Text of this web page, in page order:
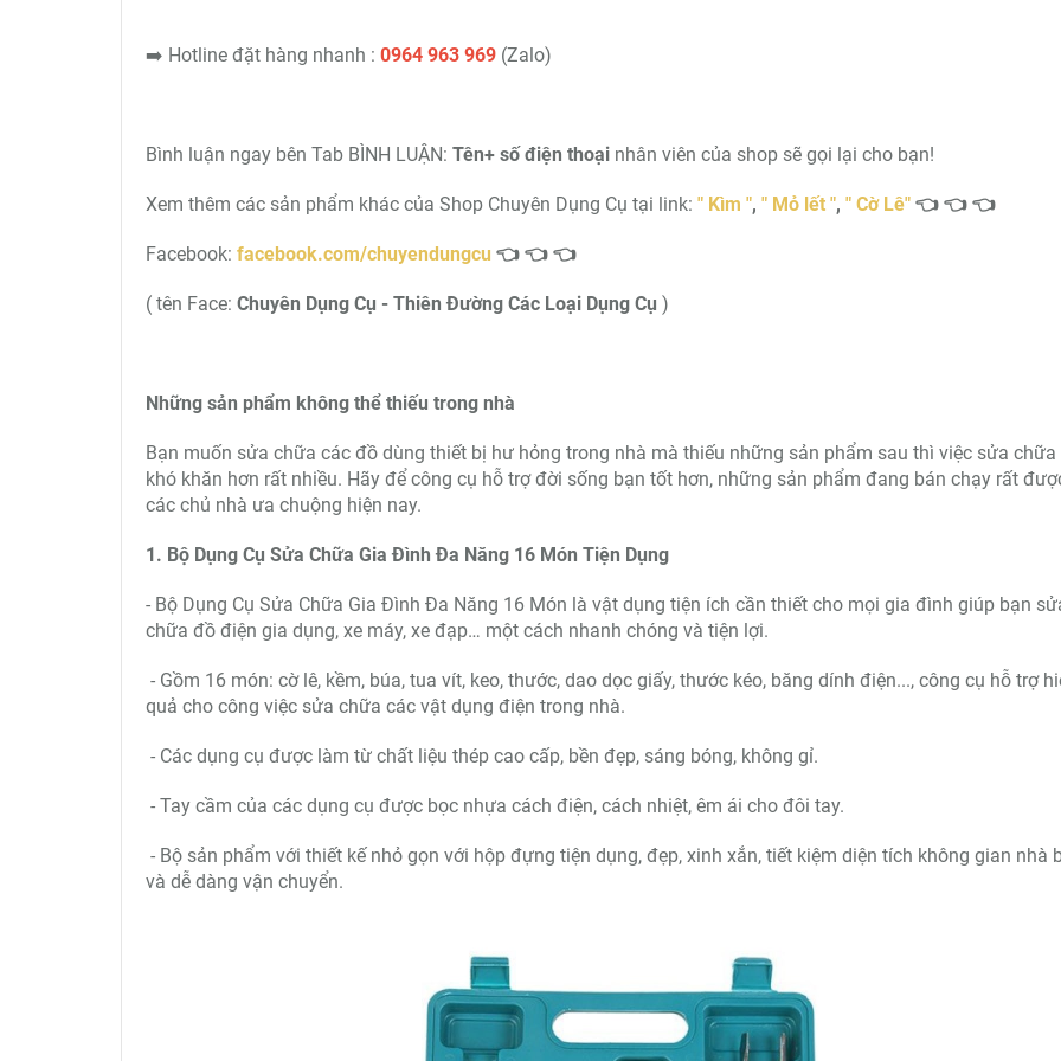
➡️ Hotline đặt hàng nhanh : 0964 963 969 (Zalo)
Bình luận ngay bên Tab BÌNH LUẬN: Tên+ số điện thoại nhân viên của shop sẽ gọi lại cho bạn!
Xem thêm các sản phẩm khác của Shop Chuyên Dụng Cụ tại link: " Kìm ", " Mỏ lết ", " Cờ Lê" 👈 👈 👈
Facebook: facebook.com/chuyendungcu 👈 👈 👈
( tên Face: Chuyên Dụng Cụ - Thiên Đường Các Loại Dụng Cụ )
Những sản phẩm không thể thiếu trong nhà
Bạn muốn sửa chữa các đồ dùng thiết bị hư hỏng trong nhà mà thiếu những sản phẩm sau thì việc sửa chữa
khó khăn hơn rất nhiều. Hãy để công cụ hỗ trợ đời sống bạn tốt hơn, những sản phẩm đang bán chạy rất
các chủ nhà ưa chuộng hiện nay.
1. Bộ Dụng Cụ Sửa Chữa Gia Đình Đa Năng 16 Món Tiện Dụng
- Bộ Dụng Cụ Sửa Chữa Gia Đình Đa Năng 16 Món là vật dụng tiện ích cần thiết cho mọi gia đình giúp bạn
chữa đồ điện gia dụng, xe máy, xe đạp… một cách nhanh chóng và tiện lợi.
- Gồm 16 món: cờ lê, kềm, búa, tua vít, keo, thước, dao dọc giấy, thước kéo, băng dính điện..., công cụ hỗ trợ
quả cho công việc sửa chữa các vật dụng điện trong nhà.
- Các dụng cụ được làm từ chất liệu thép cao cấp, bền đẹp, sáng bóng, không gỉ.
- Tay cầm của các dụng cụ được bọc nhựa cách điện, cách nhiệt, êm ái cho đôi tay.
- Bộ sản phẩm với thiết kế nhỏ gọn với hộp đựng tiện dụng, đẹp, xinh xắn, tiết kiệm diện tích không gian nhà
và dễ dàng vận chuyển.